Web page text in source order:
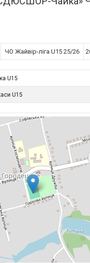
ЧО Жайвір-ліга U15 25/26
U15
U15